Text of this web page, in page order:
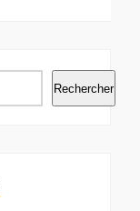
Rechercher